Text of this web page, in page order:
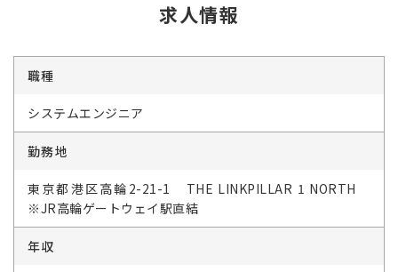
求人情報
職種
システムエンジニア
勤務地
東京都港区高輪2-21-1 THE LINKPILLAR 1 NORTH
※JR高輪ゲートウェイ駅直結
年収